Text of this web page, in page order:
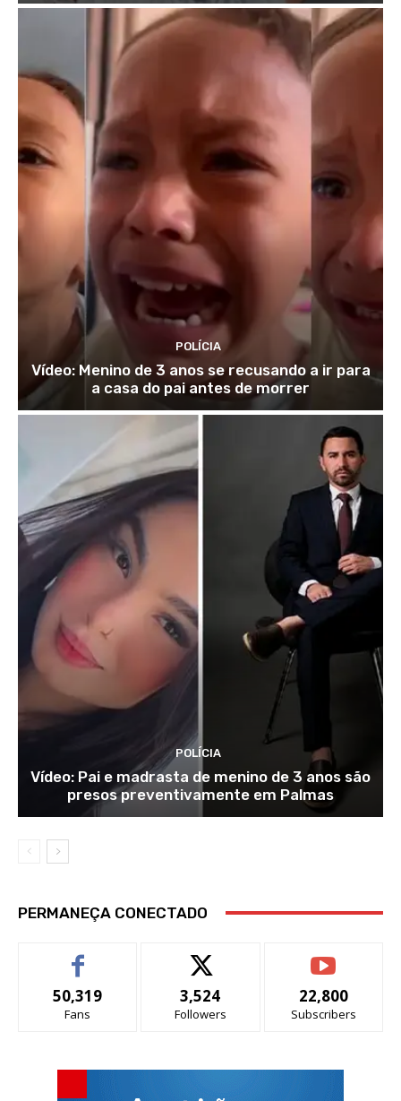
POLÍCIA
Vídeo: Menino de 3 anos se recusando a ir para
a casa do pai antes de morrer
POLÍCIA
Vídeo: Pai e madrasta de menino de 3 anos são
presos preventivamente em Palmas
PERMANEÇA CONECTADO
50,319
Fans
3,524
Followers
22,800
Subscribers